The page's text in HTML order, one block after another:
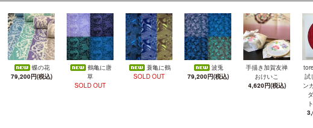
蝶の花
79,200円(税込)
鶴亀に唐
草
SOLD OUT
蓑亀に鶴
SOLD OUT
波兎
79,200円(税込)
手描き加賀友禅
おけいこ
4,620円(税込)
試
ン